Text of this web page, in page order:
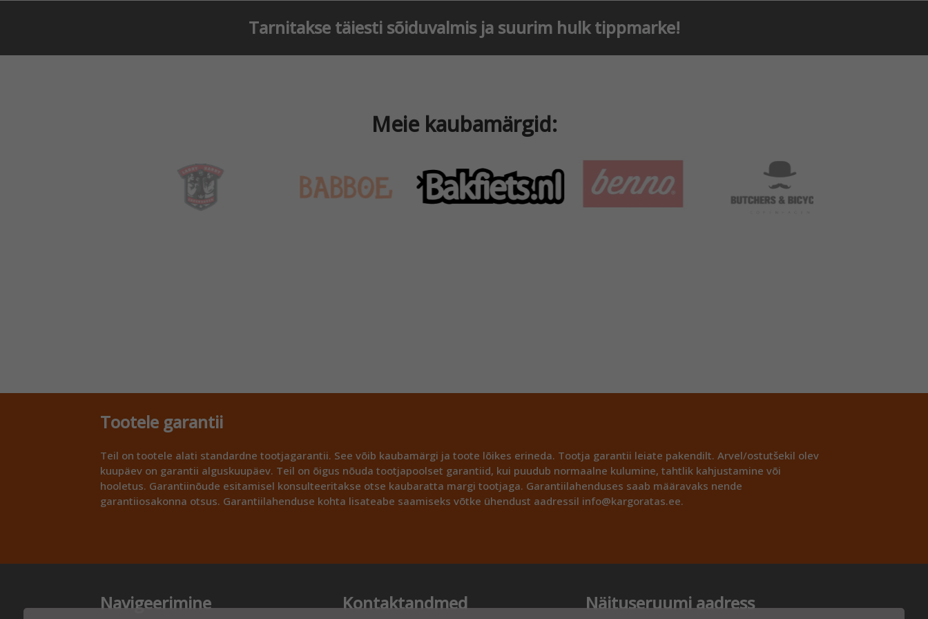
Tarnitakse täiesti sõiduvalmis ja suurim hulk tippmarke!
Meie kaubamärgid:
Tootele garantii
Teil on tootele alati standardne tootjagarantii. See võib kaubamärgi ja toote lõikes erineda. Tootja garantii leiate pakendilt. Arvel/ostutšekil olev
kuupäev on garantii alguskuupäev. Teil on õigus nõuda tootjapoolset garantiid, kui puudub normaalne kulumine, tahtlik kahjustamine või
hooletus. Garantiinõude esitamisel konsulteeritakse otse kaubaratta margi tootjaga. Garantiilahenduses saab määravaks nende
garantiiosakonna otsus. Garantiilahenduse kohta lisateabe saamiseks võtke ühendust aadressil info@kargoratas.ee.
Navigeerimine Kontaktandmed Näituseruumi aadress